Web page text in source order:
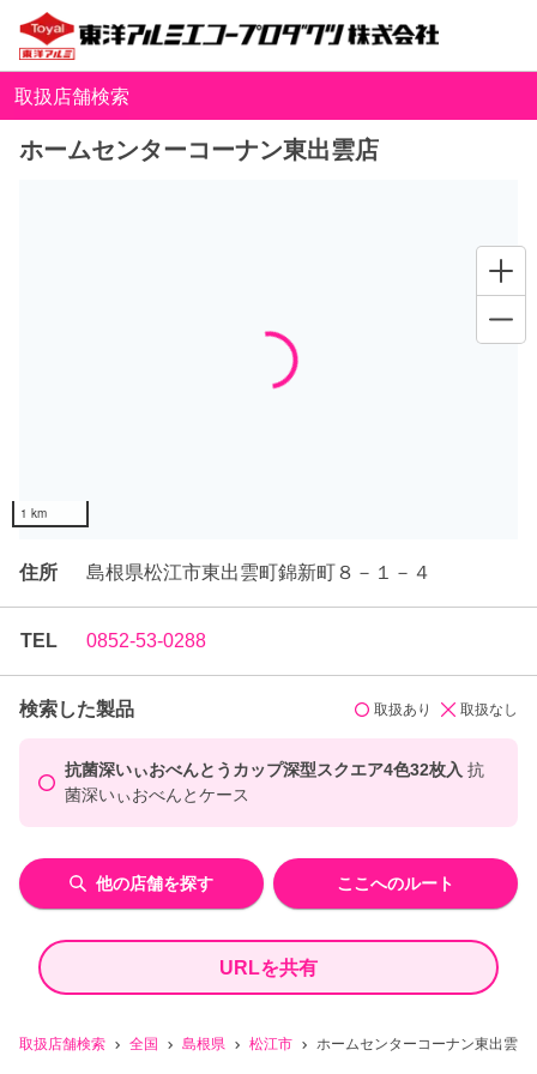
取扱店舗検索 全国 島根県 松江市 ホームセンターコーナン東出雲店
取扱店舗検索
ホームセンターコーナン東出雲店
住所 島根県松江市東出雲町錦新町８－１－４
TEL 0852-53-0288
検索した製品 取扱あり 取扱なし
抗菌深いぃおべんとうカップ深型スクエア4色32枚入 抗
菌深いぃおべんとケース
他の店舗を探す ここへのルート
URLを共有
Loading...
1 km